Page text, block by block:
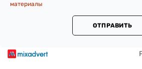
материалы
ОТПРАВИТЬ